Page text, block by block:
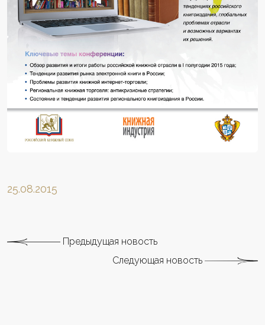
25.08.2015
Предыдущая новость
Следующая новость